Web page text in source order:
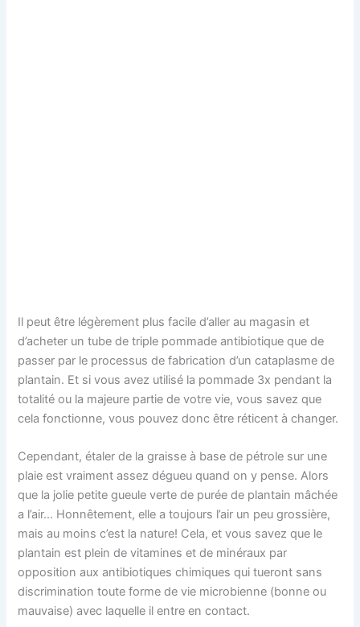
Il peut être légèrement plus facile d’aller au magasin et
d’acheter un tube de triple pommade antibiotique que de
passer par le processus de fabrication d’un cataplasme de
plantain. Et si vous avez utilisé la pommade 3x pendant la
totalité ou la majeure partie de votre vie, vous savez que
cela fonctionne, vous pouvez donc être réticent à changer.
Cependant, étaler de la graisse à base de pétrole sur une
plaie est vraiment assez dégueu quand on y pense. Alors
que la jolie petite gueule verte de purée de plantain mâchée
a l’air… Honnêtement, elle a toujours l’air un peu grossière,
mais au moins c’est la nature! Cela, et vous savez que le
plantain est plein de vitamines et de minéraux par
opposition aux antibiotiques chimiques qui tueront sans
discrimination toute forme de vie microbienne (bonne ou
mauvaise) avec laquelle il entre en contact.